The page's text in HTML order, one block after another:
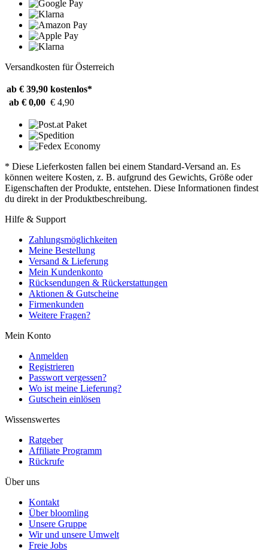
Versandkosten für Österreich
ab € 39,90 kostenlos*
ab € 0,00 € 4,90
* Diese Lieferkosten fallen bei einem Standard-Versand an. Es
können weitere Kosten, z. B. aufgrund des Gewichts, Größe oder
Eigenschaften der Produkte, entstehen. Diese Informationen findest
du direkt in der Produktbeschreibung.
Hilfe & Support
Zahlungsmöglichkeiten
Meine Bestellung
Versand & Lieferung
Mein Kundenkonto
Rücksendungen & Rückerstattungen
Aktionen & Gutscheine
Firmenkunden
Weitere Fragen?
Mein Konto
Anmelden
Registrieren
Passwort vergessen?
Wo ist meine Lieferung?
Gutschein einlösen
Wissenswertes
Ratgeber
Affiliate Programm
Rückrufe
Über uns
Kontakt
Über bloomling
Unsere Gruppe
Wir und unsere Umwelt
Freie Jobs